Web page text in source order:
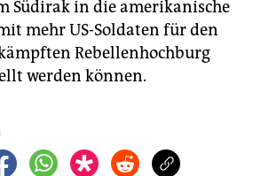
Südirak in die amerikanische
mehr US-Soldaten für den
Rebellenhochburg
werden können.